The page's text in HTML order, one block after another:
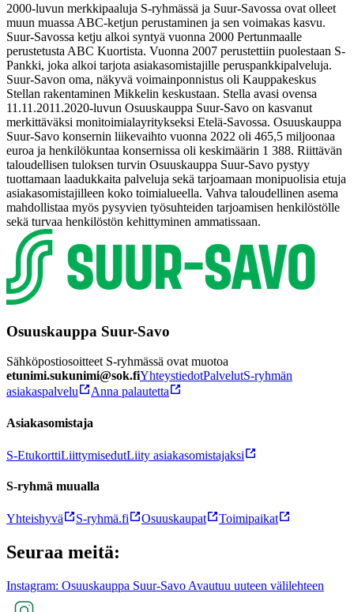
2000-luvun merkkipaaluja S-ryhmässä ja Suur-Savossa ovat olleet
muun muassa ABC-ketjun perustaminen ja sen voimakas kasvu.
Suur-Savossa ketju alkoi syntyä vuonna 2000 Pertunmaalle
perustetusta ABC Kuortista. Vuonna 2007 perustettiin puolestaan S-
Pankki, joka alkoi tarjota asiakasomistajille peruspankkipalveluja.
Suur-Savon oma, näkyvä voimainponnistus oli Kauppakeskus
Stellan rakentaminen Mikkelin keskustaan. Stella avasi ovensa
11.11.2011.2020-luvun Osuuskauppa Suur-Savo on kasvanut
merkittäväksi monitoimialayritykseksi Etelä-Savossa. Osuuskauppa
Suur-Savo konsernin liikevaihto vuonna 2022 oli 465,5 miljoonaa
euroa ja henkilökuntaa konsernissa oli keskimäärin 1 388. Riittävän
taloudellisen tuloksen turvin Osuuskauppa Suur-Savo pystyy
tuottamaan laadukkaita palveluja sekä tarjoamaan monipuolisia etuja
asiakasomistajilleen koko toimialueella. Vahva taloudellinen asema
mahdollistaa myös pysyvien työsuhteiden tarjoamisen henkilöstölle
sekä turvaa henkilöstön kehittyminen ammatissaan.
Osuuskauppa Suur-Savo
Sähköpostiosoitteet S-ryhmässä ovat muotoa
etunimi.sukunimi@sok.fiYhteystiedotPalvelutS-ryhmän
asiakaspalvelu
Anna palautetta
Asiakasomistaja
S-EtukorttiLiittymisedutLiity asiakasomistajaksi
S-ryhmä muualla
Yhteishyvä S-ryhmä.fi Osuuskaupat Toimipaikat
Seuraa meitä:
Instagram: Osuuskauppa Suur-Savo Avautuu uuteen välilehteen